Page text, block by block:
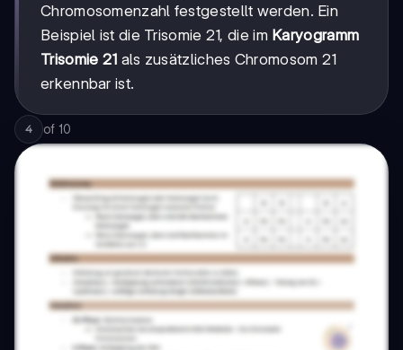
Chromosomenzahl festgestellt werden. Ein
Beispiel ist die Trisomie 21, die im Karyogramm
Trisomie 21 als zusätzliches Chromosom 21
erkennbar ist.
4 of 10